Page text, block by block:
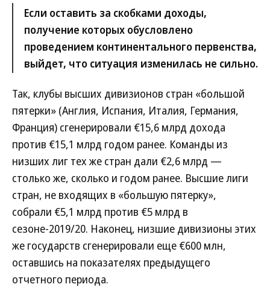
Если оставить за скобками доходы,
получение которых обусловлено
проведением континентального первенства,
выйдет, что ситуация изменилась не сильно.
Так, клубы высших дивизионов стран «большой
пятерки» (Англия, Испания, Италия, Германия,
Франция) сгенерировали €15,6 млрд дохода
против €15,1 млрд годом ранее. Команды из
низших лиг тех же стран дали €2,6 млрд —
столько же, сколько и годом ранее. Высшие лиги
стран, не входящих в «большую пятерку»,
собрали €5,1 млрд против €5 млрд в
сезоне-2019/20. Наконец, низшие дивизионы этих
же государств сгенерировали еще €600 млн,
оставшись на показателях предыдущего
отчетного периода.